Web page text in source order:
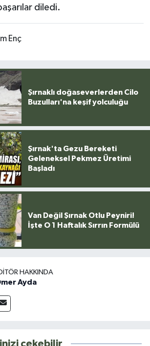
diledi.
Enç
Şırnaklı doğaseverlerden Cilo
Buzulları'na keşif yolculuğu
Şırnak'ta Gezu Bereketi
Geleneksel Pekmez Üretimi
Başladı
Van Değil Şırnak Otlu Peyniri!
İşte O 1 Haftalık Sırrın Formülü
HAKKINDA
Ayda
çekebilir